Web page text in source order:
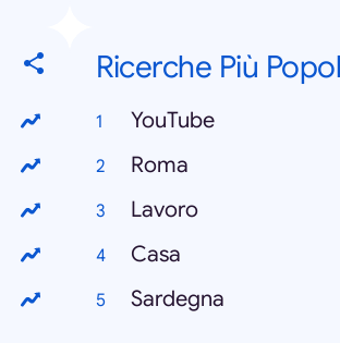
Ricerche Più
YouTube
Roma
Lavoro
Casa
Sardegna